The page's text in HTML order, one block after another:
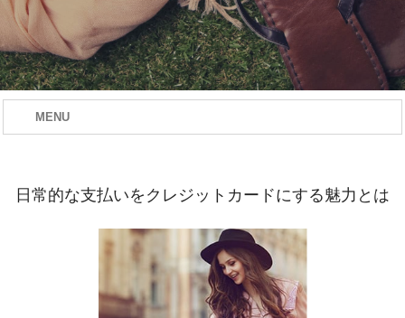
MENU
日常的な支払いをクレジットカードにする魅力とは